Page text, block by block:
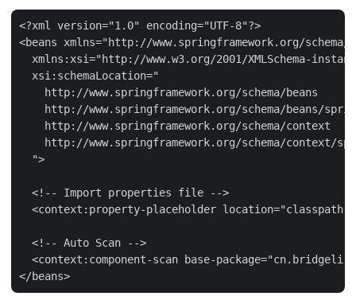
<?xml version="1.0" encoding="UTF-8"?>
<beans xmlns="http://www.springframework.org/schema/
xmlns:xsi="http://www.w3.org/2001/XMLSchema-
  xsi:schemaLocation="
    http://www.springframework.org/schema/beans
http://www.springframework.org/schema/beans/
    http://www.springframework.org/schema/context
http://www.springframework.org/schema/context/
  ">
  <!-- Import properties file -->
<context:property-placeholder
  <!-- Auto Scan -->
<context:component-scan base-